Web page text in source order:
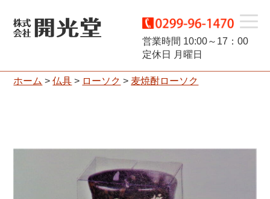
営業時間 10:00～17：00
定休日 月曜日
t
l
ホーム >仏具 > ローソク > 麦焼酎ローソク